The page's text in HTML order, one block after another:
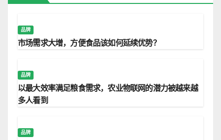
品牌
市场需求大增，方便食品该如何延续优势？
品牌
以最大效率满足粮食需求，农业物联网的潜力被越来越
多人看到
品牌